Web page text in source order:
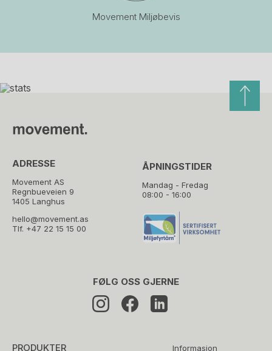
Movement Miljøbevis
ADRESSE
Movement AS
Regnbueveien 9
1405 Langhus
hello@movement.as
Tlf. +47 22 15 15 00
ÅPNINGSTIDER
Mandag - Fredag
08:00 - 16:00
PRODUKTER Informasjon
FØLG OSS GJERNE